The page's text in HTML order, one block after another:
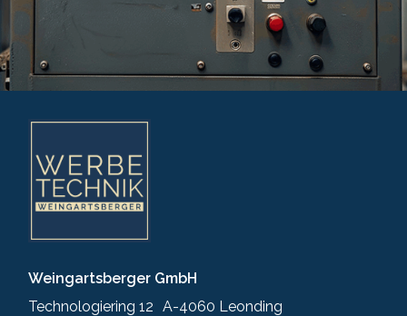
Weingartsberger GmbH
Technologiering 12 A-4060 Leonding